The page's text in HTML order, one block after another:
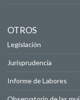
OTROS
Legislación
Jurisprudencia
Informe de Labores